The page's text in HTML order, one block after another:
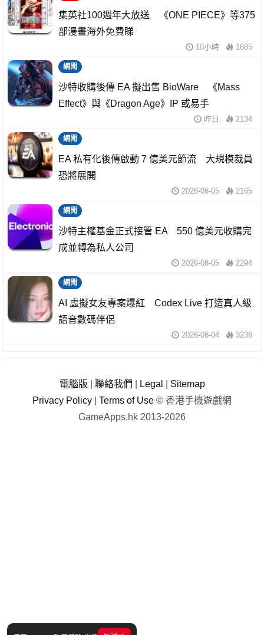
集英社100週年大放送 《ONE PIECE》等375
部漫畫海外免費睇
10小時 1685
網聞
沙特收購後傳 EA 擬出售 BioWare 《Mass
Effect》與《Dragon Age》IP 或易手
昨日 2134
網聞
EA 私有化後傳啟動 7 億美元節流 大規模裁員
恐將展開
2026-08-05 2165
網聞
沙特主權基金正式接管 EA 550 億美元收購完
成並轉為私人公司
2026-08-05 2294
網聞
AI 虛擬女友專案爆紅 Codex Live 打造真人級
語音數碼伴侶
2026-08-04 3238
電腦版 聯絡我們 Legal
Sitemap
Privacy Policy
Terms of Use © 香港手機遊戲網
GameApps.hk 2013-2026